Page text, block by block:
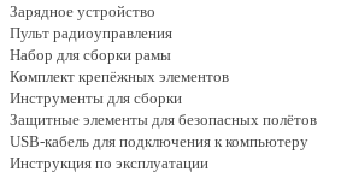
Зарядное устройство
Пульт радиоуправления
Набор для сборки рамы
Комплект крепёжных элементов
Инструменты для сборки
Защитные элементы для безопасных полётов
USB-кабель для подключения к компьютеру
Инструкция по эксплуатации